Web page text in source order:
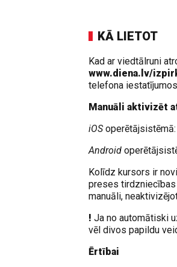
KĀ LIETOT
Kad ar viedtālruni
www.diena.lv/
telefona
Manuāli aktivizēt
iOS
Android
Kolīdz kursors ir
preses tirdzniecības
manuāli,
! Ja no automātiski
vēl divos papildu
Ērtībai